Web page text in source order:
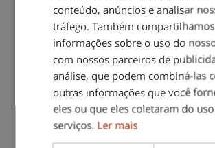
conteúdo, anúncios e analisar
tráfego. Também compartilhamos
informações sobre o uso do
com nossos parceiros de
análise, que podem combiná-las
outras informações que você
eles ou que eles coletaram do
serviços. Ler mais